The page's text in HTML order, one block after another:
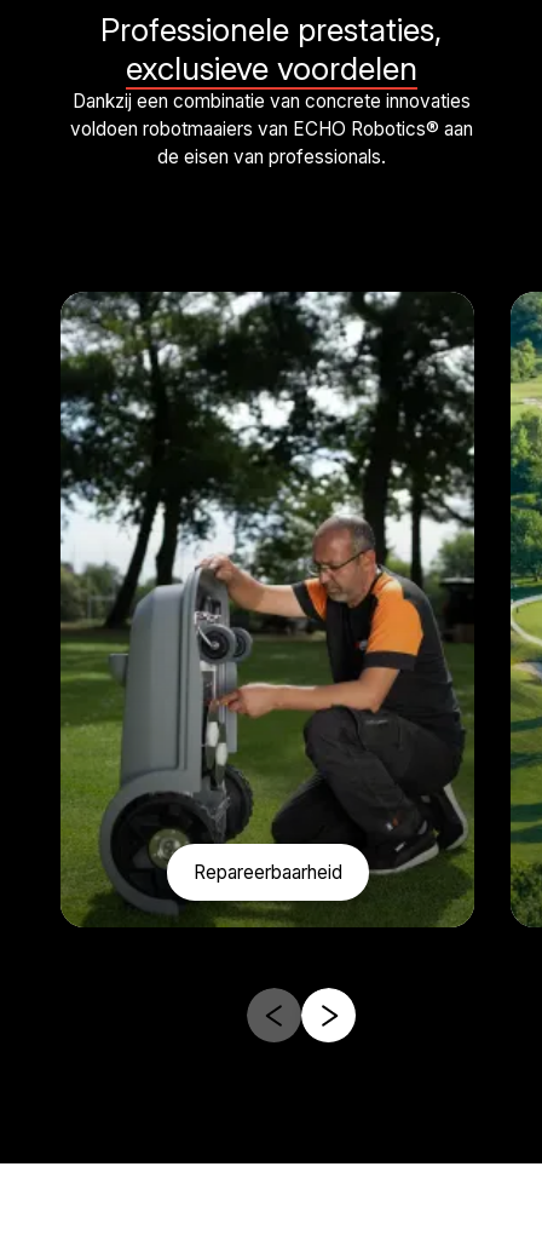
Professionele prestaties,
exclusieve voordelen
Dankzij een combinatie van concrete innovaties
voldoen robotmaaiers van ECHO Robotics® aan
de eisen van professionals.
Repareerbaarheid